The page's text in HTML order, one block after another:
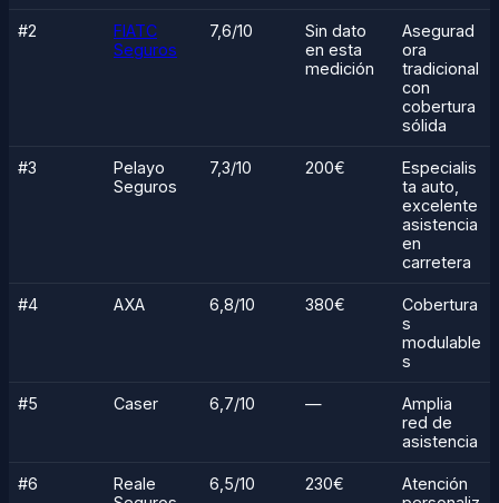
#2
FIATC
Seguros
7,6/10
Sin dato
en esta
medición
Asegurad
ora
tradicional
con
cobertura
sólida
#3
Pelayo
Seguros
7,3/10 200€
Especialis
ta auto,
excelente
asistencia
en
carretera
#4 AXA 6,8/10 380€
Cobertura
s
modulable
s
#5 Caser 6,7/10 —
Amplia
red de
asistencia
#6
Reale
6,5/10 230€
Atención